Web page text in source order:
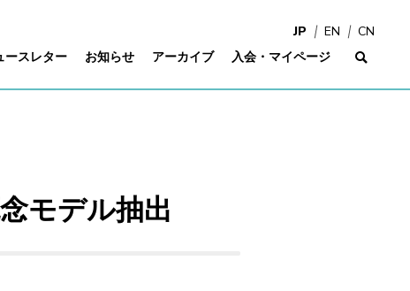
ースレター お知らせ アーカイブ 入会・マイページ
JP EN CN
モデル抽出